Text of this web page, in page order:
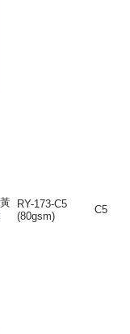
RY-173-C5
(80gsm)
C5